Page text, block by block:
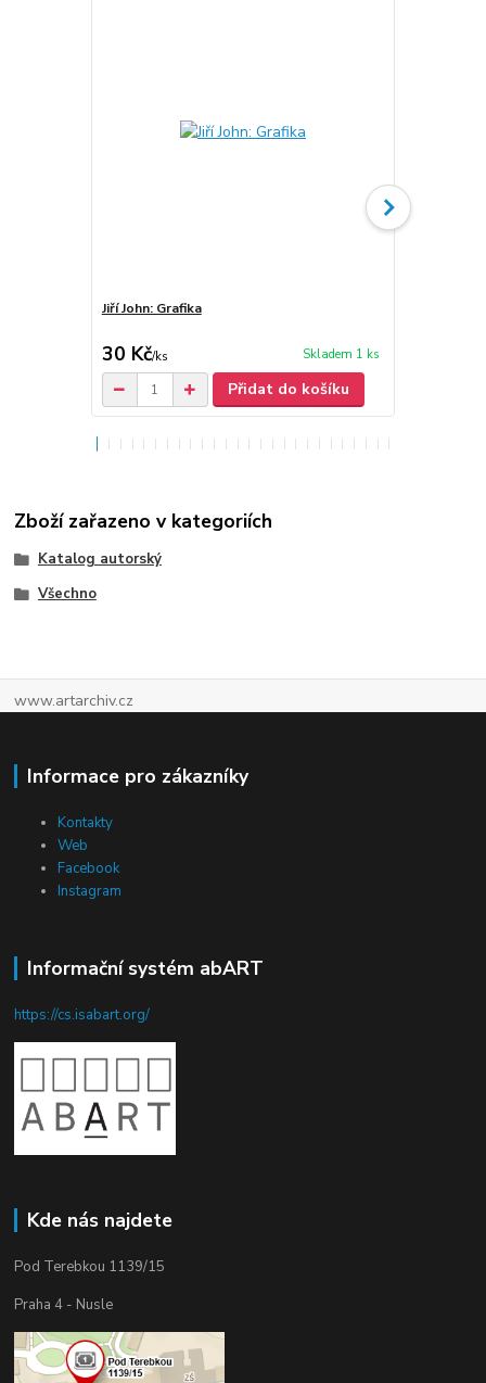
Jiří John: Grafika
30 Kč/ks Skladem 1 ks
Přidat do košíku
Zboží zařazeno v kategoriích
Katalog autorský
Všechno
www.artarchiv.cz
Informace pro zákazníky
Kontakty
Web
Facebook
Instagram
Informační systém abART
https://cs.isabart.org/
Kde nás najdete
Pod Terebkou 1139/15
Praha 4 - Nusle